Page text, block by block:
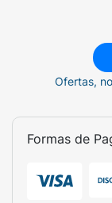
Ofertas,
Formas de